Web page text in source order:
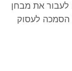
לעבור את מבחן
הסמכה לעסוק